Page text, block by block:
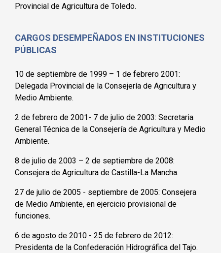
Provincial de Agricultura de Toledo.
CARGOS DESEMPEÑADOS EN INSTITUCIONES
PÚBLICAS
10 de septiembre de 1999 – 1 de febrero 2001:
Delegada Provincial de la Consejería de Agricultura y
Medio Ambiente.
2 de febrero de 2001- 7 de julio de 2003: Secretaria
General Técnica de la Consejería de Agricultura y Medio
Ambiente.
8 de julio de 2003 – 2 de septiembre de 2008:
Consejera de Agricultura de Castilla-La Mancha.
27 de julio de 2005 - septiembre de 2005: Consejera
de Medio Ambiente, en ejercicio provisional de
funciones.
6 de agosto de 2010 - 25 de febrero de 2012:
Presidenta de la Confederación Hidrográfica del Tajo.